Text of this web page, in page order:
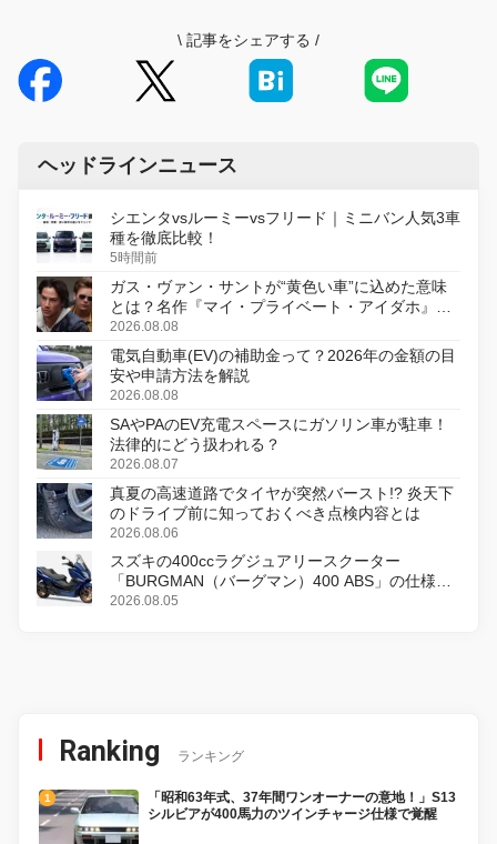
\ 記事をシェアする /
ヘッドラインニュース
シエンタvsルーミーvsフリード｜ミニバン人気3車
種を徹底比較！
5時間前
ガス・ヴァン・サントが“黄色い車”に込めた意味
とは？名作『マイ・プライベート・アイダホ』が
初のデジタルリマスター版で復活
2026.08.08
電気自動車(EV)の補助金って？2026年の金額の目
安や申請方法を解説
2026.08.08
SAやPAのEV充電スペースにガソリン車が駐車！
法律的にどう扱われる？
2026.08.07
真夏の高速道路でタイヤが突然バースト!? 炎天下
のドライブ前に知っておくべき点検内容とは
2026.08.06
スズキの400ccラグジュアリースクーター
「BURGMAN（バーグマン）400 ABS」の仕様を
変更し、8月18日に発売
2026.08.05
Ranking ランキング
「昭和63年式、37年間ワンオーナーの意地！」S13
シルビアが400馬力のツインチャージ仕様で覚醒